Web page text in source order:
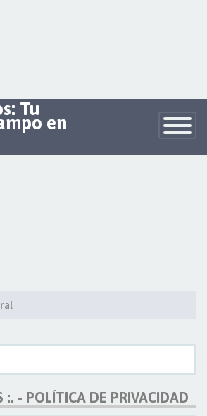
Toggle
:. - POLÍTICA DE PRIVACIDAD